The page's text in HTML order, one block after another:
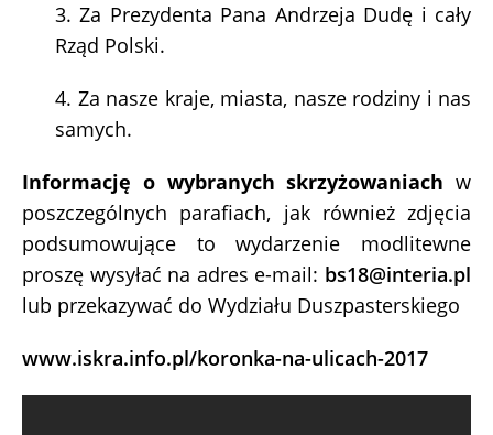
3. Za Prezydenta Pana Andrzeja Dudę i cały
Rząd Polski.
4. Za nasze kraje, miasta, nasze rodziny i nas
samych.
Informację o wybranych skrzyżowaniach w
poszczególnych parafiach, jak również zdjęcia
podsumowujące to wydarzenie modlitewne
proszę wysyłać na adres e-mail: bs18@interia.pl
lub przekazywać do Wydziału Duszpasterskiego
www.iskra.info.pl/koronka-na-ulicach-2017